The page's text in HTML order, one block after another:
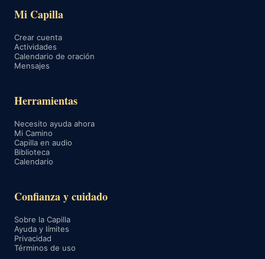
Mi Capilla
Crear cuenta
Actividades
Calendario de oración
Mensajes
Herramientas
Necesito ayuda ahora
Mi Camino
Capilla en audio
Biblioteca
Calendario
Confianza y cuidado
Sobre la Capilla
Ayuda y límites
Privacidad
Términos de uso